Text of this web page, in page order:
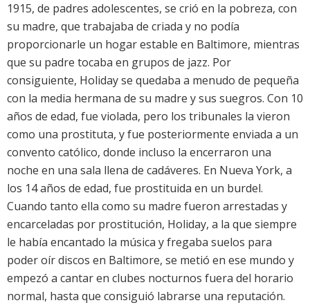
1915, de padres adolescentes, se crió en la pobreza, con
su madre, que trabajaba de criada y no podía
proporcionarle un hogar estable en Baltimore, mientras
que su padre tocaba en grupos de jazz. Por
consiguiente, Holiday se quedaba a menudo de pequeña
con la media hermana de su madre y sus suegros. Con 10
años de edad, fue violada, pero los tribunales la vieron
como una prostituta, y fue posteriormente enviada a un
convento católico, donde incluso la encerraron una
noche en una sala llena de cadáveres. En Nueva York, a
los 14 años de edad, fue prostituida en un burdel.
Cuando tanto ella como su madre fueron arrestadas y
encarceladas por prostitución, Holiday, a la que siempre
le había encantado la música y fregaba suelos para
poder oír discos en Baltimore, se metió en ese mundo y
empezó a cantar en clubes nocturnos fuera del horario
normal, hasta que consiguió labrarse una reputación.